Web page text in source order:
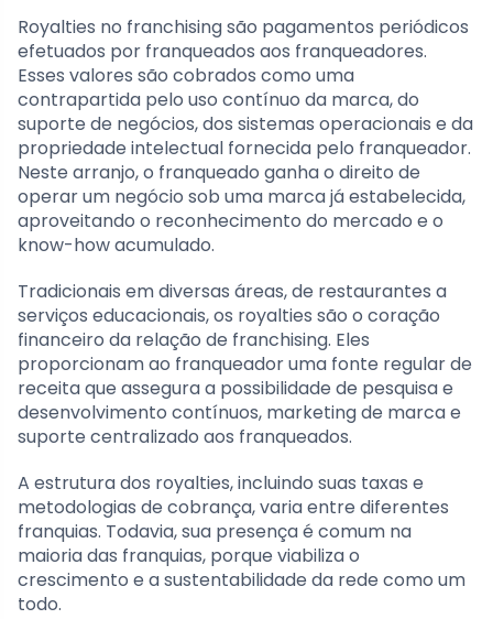
Royalties no franchising são pagamentos periódicos
efetuados por franqueados aos franqueadores.
Esses valores são cobrados como uma
contrapartida pelo uso contínuo da marca, do
suporte de negócios, dos sistemas operacionais e da
propriedade intelectual fornecida pelo franqueador.
Neste arranjo, o franqueado ganha o direito de
operar um negócio sob uma marca já estabelecida,
aproveitando o reconhecimento do mercado e o
know-how acumulado.
Tradicionais em diversas áreas, de restaurantes a
serviços educacionais, os royalties são o coração
financeiro da relação de franchising. Eles
proporcionam ao franqueador uma fonte regular de
receita que assegura a possibilidade de pesquisa e
desenvolvimento contínuos, marketing de marca e
suporte centralizado aos franqueados.
A estrutura dos royalties, incluindo suas taxas e
metodologias de cobrança, varia entre diferentes
franquias. Todavia, sua presença é comum na
maioria das franquias, porque viabiliza o
crescimento e a sustentabilidade da rede como um
todo.